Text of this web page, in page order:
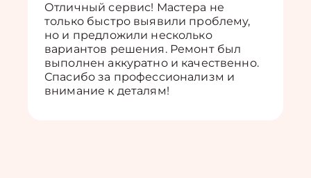
Отличный сервис! Мастера не
только быстро выявили проблему,
но и предложили несколько
вариантов решения. Ремонт был
выполнен аккуратно и качественно.
Спасибо за профессионализм и
внимание к деталям!